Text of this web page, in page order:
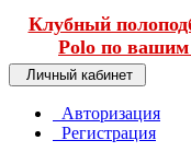
Клубный
Polo по вашим
Личный кабинет
Авторизация
Регистрация